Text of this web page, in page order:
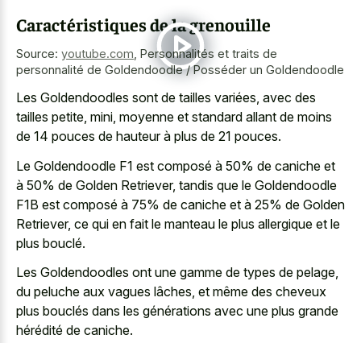
Caractéristiques de la grenouille
Source: youtube.com Personnalités et traits de
personnalité de Goldendoodle / Posséder un Goldendoodle
Les Goldendoodles sont de tailles variées, avec des
tailles petite, mini, moyenne et standard allant de moins
de 14 pouces de hauteur à plus de 21 pouces.
Le Goldendoodle F1 est composé à 50% de caniche et
à 50% de Golden Retriever, tandis que le Goldendoodle
F1B est composé à 75% de caniche et à 25% de Golden
Retriever, ce qui en fait le manteau le plus allergique et le
plus bouclé.
Les Goldendoodles ont une gamme de types de pelage,
du peluche aux vagues lâches, et même des cheveux
plus bouclés dans les générations avec une plus grande
hérédité de caniche.